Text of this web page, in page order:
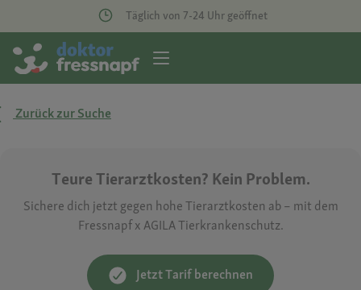
Täglich von 7-24 Uhr geöffnet
Zurück zur Suche
Teure Tierarztkosten? Kein Problem.
Sichere dich jetzt gegen hohe Tierarztkosten ab – mit dem
Fressnapf x AGILA Tierkrankenschutz.
Jetzt Tarif berechnen